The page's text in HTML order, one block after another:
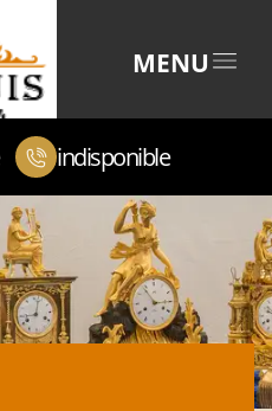
MENU
indisponible